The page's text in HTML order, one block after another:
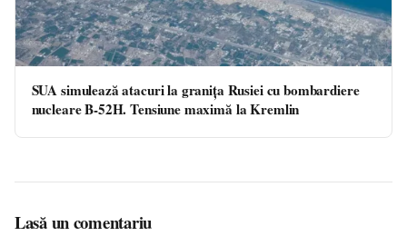
SUA simulează atacuri la granița Rusiei cu bombardiere
nucleare B-52H. Tensiune maximă la Kremlin
Lasă un comentariu